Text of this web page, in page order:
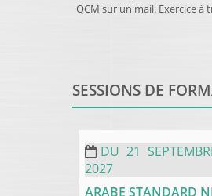
QCM sur un mail. Exercice
SESSIONS DE
DU 21
2027
ARABE STANDARD